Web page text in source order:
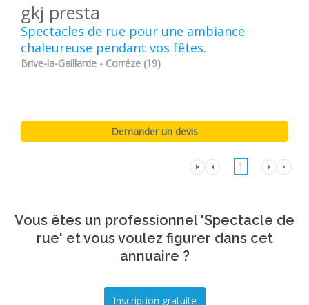
gkj presta
Spectacles de rue pour une ambiance
chaleureuse pendant vos fêtes.
Brive-la-Gaillarde - Corréze (19)
1
Vous êtes un professionnel 'Spectacle de
rue' et vous voulez figurer dans cet
annuaire ?